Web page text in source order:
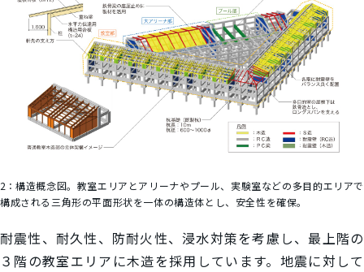
2：構造概念図。教室エリアとアリーナやプール、実験室などの多目的エリアで
構成される三角形の平面形状を一体の構造体とし、安全性を確保。
耐震性、耐久性、防耐火性、浸水対策を考慮し、最上階の
３階の教室エリアに木造を採用しています。地震に対して